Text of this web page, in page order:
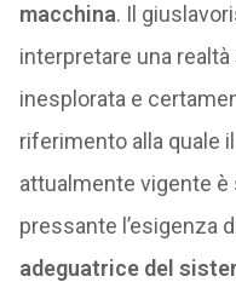
macchina. Il
interpretare una
inesplorata e
riferimento alla quale
attualmente vigente è
pressante l’esigenza
adeguatrice del